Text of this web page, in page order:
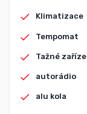
Klimatizace
Tempomat
Tažné
autorádio
alu kola